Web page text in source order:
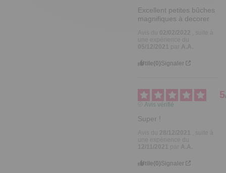
Excellent petites bûches
magnifiques à decorer
02/02/2022
, suite à
05/12/2021
A.A.
Utile(0)Signaler
5
Avis vérifié
Super !
Utile(0)Signaler